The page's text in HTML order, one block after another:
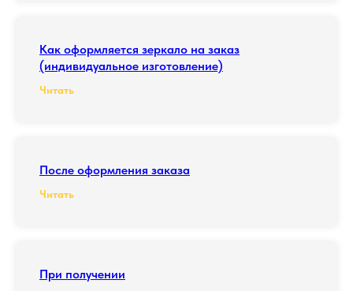
Как оформляется зеркало на заказ
(индивидуальное изготовление)
Читать
После оформления заказа
Читать
При получении